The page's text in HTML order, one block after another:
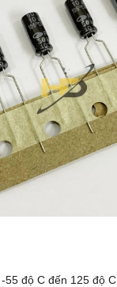
55 độ C đến 125 độ C